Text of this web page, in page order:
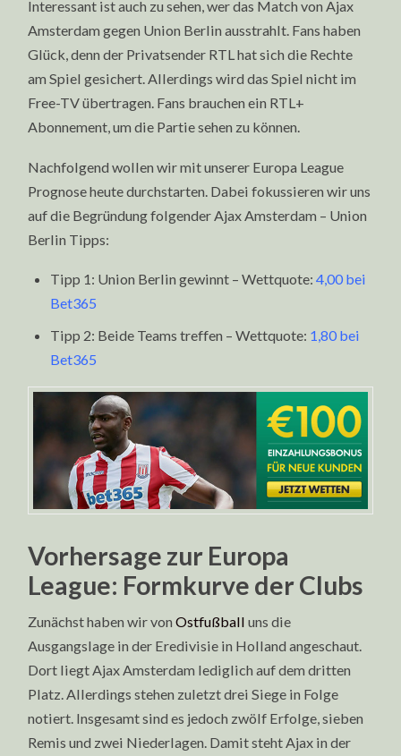
Interessant ist auch zu sehen, wer das Match von Ajax
Amsterdam gegen Union Berlin ausstrahlt. Fans haben
Glück, denn der Privatsender RTL hat sich die Rechte
am Spiel gesichert. Allerdings wird das Spiel nicht im
Free-TV übertragen. Fans brauchen ein RTL+
Abonnement, um die Partie sehen zu können.
Nachfolgend wollen wir mit unserer Europa League
Prognose heute durchstarten. Dabei fokussieren wir uns
auf die Begründung folgender Ajax Amsterdam – Union
Berlin Tipps:
Tipp 1: Union Berlin gewinnt – Wettquote: 4,00 bei
Bet365
Tipp 2: Beide Teams treffen – Wettquote: 1,80 bei
Bet365
Vorhersage zur Europa
League: Formkurve der Clubs
Zunächst haben wir vonOstfußball uns die
Ausgangslage in der Eredivisie in Holland angeschaut.
Dort liegt Ajax Amsterdam lediglich auf dem dritten
Platz. Allerdings stehen zuletzt drei Siege in Folge
notiert. Insgesamt sind es jedoch zwölf Erfolge, sieben
Remis und zwei Niederlagen. Damit steht Ajax in der